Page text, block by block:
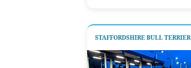
STAFFORDSHIRE BULL TERRIER